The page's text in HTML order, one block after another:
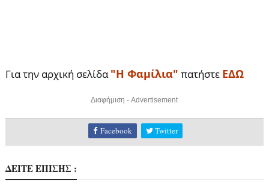
Για την αρχική σελίδα"Η Φαμίλια" πατήστε ΕΔΩ
Διαφήμιση - Advertisement
Facebook Twitter
ΔΕΙΤΕ ΕΠΙΣΗΣ :